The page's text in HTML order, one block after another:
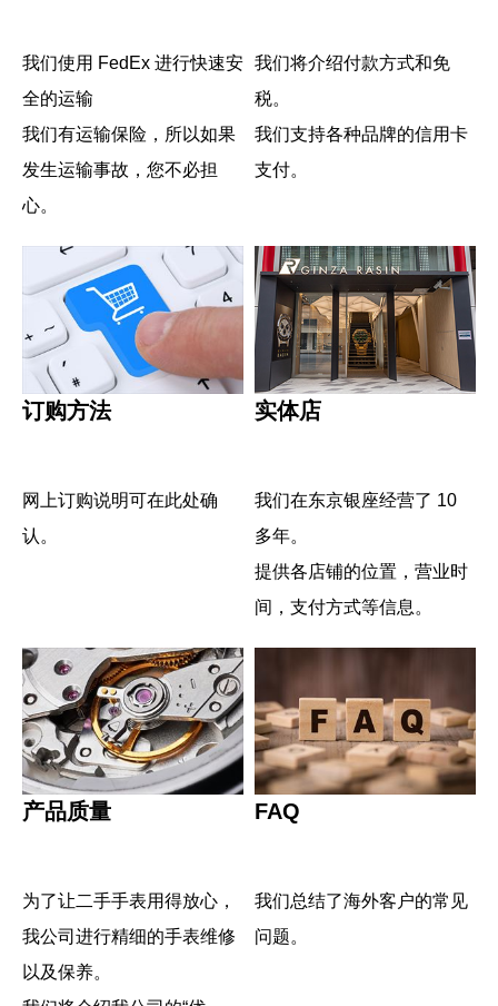
我们使用 FedEx 进行快速安
全的运输
我们有运输保险，所以如果
发生运输事故，您不必担
心。
我们将介绍付款方式和免
税。
我们支持各种品牌的信用卡
支付。
订购方法
网上订购说明可在此处确
认。
实体店
我们在东京银座经营了 10
多年。
提供各店铺的位置，营业时
间，支付方式等信息。
产品质量
为了让二手手表用得放心，
我公司进行精细的手表维修
以及保养。
FAQ
我们总结了海外客户的常见
问题。